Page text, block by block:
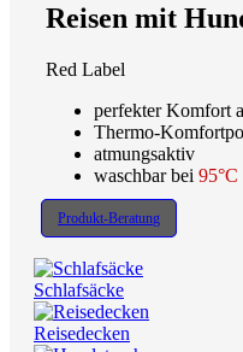
Reisen mit
Red Label
perfekter Komfort
Thermo-
atmungsaktiv
waschbar bei 95°C
Produkt-Beratung
Schlafsäcke
Reisedecken